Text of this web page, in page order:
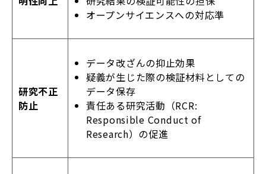
オープンサイエンスへの対応準
研究不正
防止
データ改ざんの抑止効果
疑義が生じた際の検証材料としての
データ保存
責任ある研究活動（RCR:
Responsible Conduct of
Research）の促進